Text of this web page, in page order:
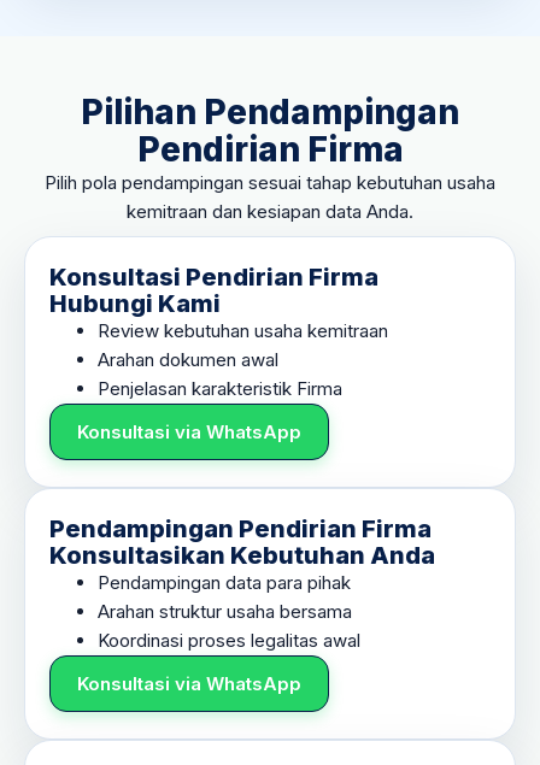
Pilihan Pendampingan
Pendirian Firma
Pilih pola pendampingan sesuai tahap kebutuhan usaha
kemitraan dan kesiapan data Anda.
Konsultasi Pendirian Firma
Hubungi Kami
Review kebutuhan usaha kemitraan
Arahan dokumen awal
Penjelasan karakteristik Firma
Konsultasi via WhatsApp
Pendampingan Pendirian Firma
Konsultasikan Kebutuhan Anda
Pendampingan data para pihak
Arahan struktur usaha bersama
Koordinasi proses legalitas awal
Konsultasi via WhatsApp